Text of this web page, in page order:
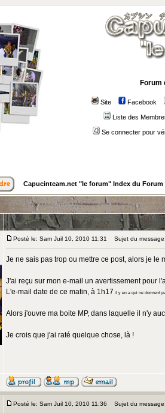
Forum
Site Facebook
Liste des
Se connecter pour
Capucinteam.net "le forum" Index du Forum
Posté le: Sam Juil 10, 2010 11:31 Sujet du
Je ne sais pas trop ou mettre ce post, alors je le
J'ai reçu sur mon e-mail un avertissement pour
L'e-mail date de ce matin, à 1h17 il y en a qui ne dorment
Alors j'ouvre ma boite MP, dans laquelle il n'y
Je crois que j'ai raté quelque chose, là !
Posté le: Sam Juil 10, 2010 11:36 Sujet du